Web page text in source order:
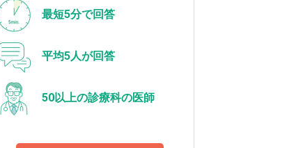
最短5分で回答
平均5人が回答
50以上の診療科の医師